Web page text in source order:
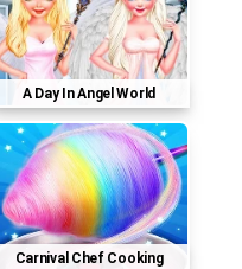
A Day In Angel World
Carnival Chef Cooking